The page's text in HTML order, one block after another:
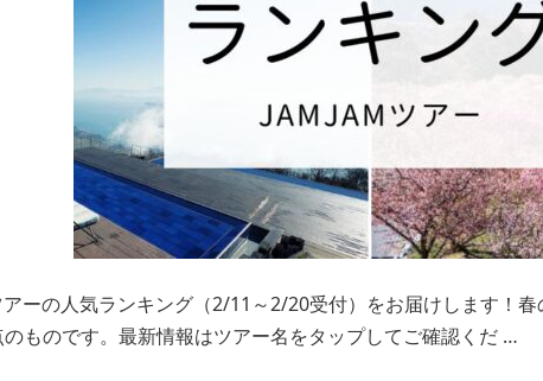
ーの人気ランキング（2/11～2/20受付）をお届けします！
ものです。最新情報はツアー名をタップしてご確認くだ …